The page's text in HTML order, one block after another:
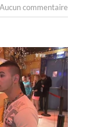
Aucun commentaire